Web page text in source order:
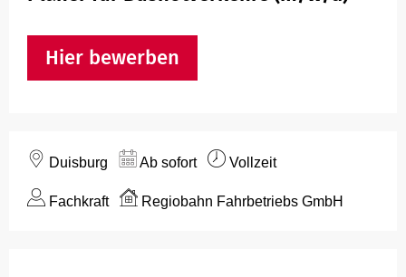
Hausordnung Fahrzeuge
Hier bewerben
Duisburg Ab sofort Vollzeit
Fachkraft Regiobahn Fahrbetriebs GmbH